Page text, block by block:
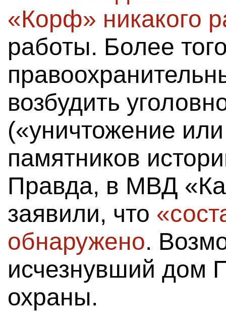
«Корф» никакого
работы. Более
возбудить
(«уничтожение
памятников
Правда, в МВД
заявили, что
обнаружено.
исчезнувший дом
охраны.